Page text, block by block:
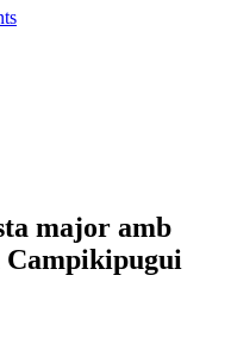
major amb
Campikipugui